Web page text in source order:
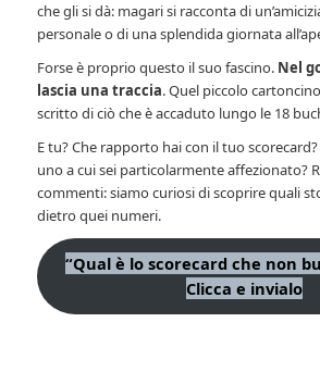
che gli si dà: magari si racconta di
personale o di una splendida giornata
Forse è proprio questo il suo fascino. Nel
lascia una traccia. Quel piccolo
scritto di ciò che è accaduto lungo le 18
E tu? Che rapporto hai con il tuo
uno a cui sei particolarmente affezionato?
commenti: siamo curiosi di scoprire quali
dietro quei numeri.
“Qual è lo scorecard che non
Clicca e invialo